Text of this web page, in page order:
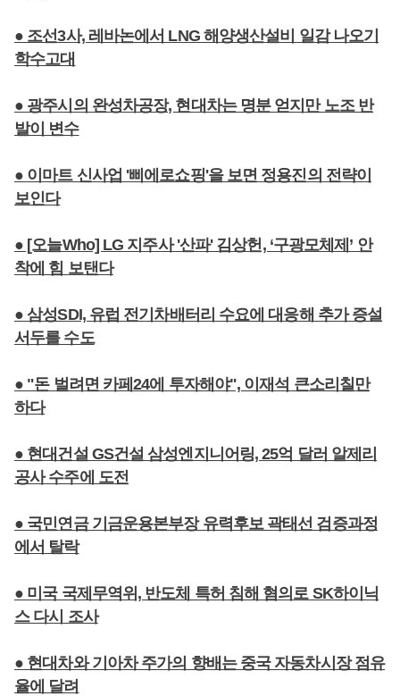
● 조선3사, 레바논에서 LNG 해양생산설비 일감 나오기
학수고대
● 광주시의 완성차공장, 현대차는 명분 얻지만 노조 반
발이 변수
● 이마트 신사업 '삐에로쇼핑'을 보면 정용진의 전략이
보인다
● [오늘Who] LG 지주사 '산파' 김상헌, ‘구광모체제’ 안
착에 힘 보탠다
● 삼성SDI, 유럽 전기차배터리 수요에 대응해 추가 증설
서두를 수도
● "돈 벌려면 카페24에 투자해야", 이재석 큰소리칠만
하다
● 현대건설 GS건설 삼성엔지니어링, 25억 달러 알제리
공사 수주에 도전
● 국민연금 기금운용본부장 유력후보 곽태선 검증과정
에서 탈락
● 미국 국제무역위, 반도체 특허 침해 혐의로 SK하이닉
스 다시 조사
● 현대차와 기아차 주가의 향배는 중국 자동차시장 점유
율에 달려